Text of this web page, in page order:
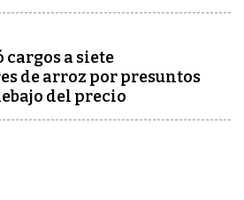
cargos a siete
de arroz por presuntos
del precio